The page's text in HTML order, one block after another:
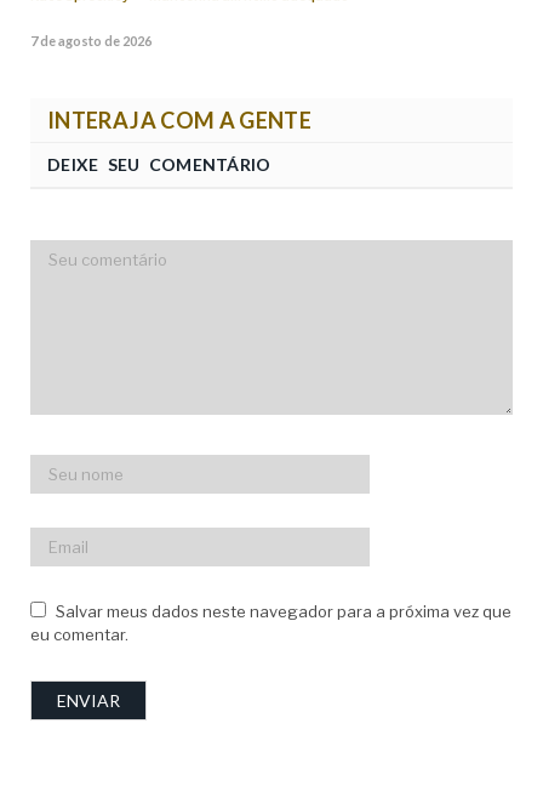
7 de agosto de 2026
INTERAJA COM A GENTE
DEIXE SEU COMENTÁRIO
Salvar meus dados neste navegador para a próxima vez que
eu comentar.